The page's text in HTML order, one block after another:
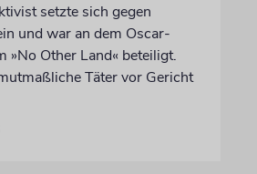
setzte sich gegen
und war an dem Oscar-
»No Other Land« beteiligt.
Täter vor Gericht